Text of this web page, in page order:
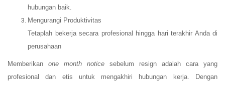
hubungan baik.
Mengurangi Produktivitas
Tetaplah bekerja secara profesional hingga hari terakhir Anda di
perusahaan
Memberikan one month notice sebelum resign adalah cara yang
profesional dan etis untuk mengakhiri hubungan kerja. Dengan